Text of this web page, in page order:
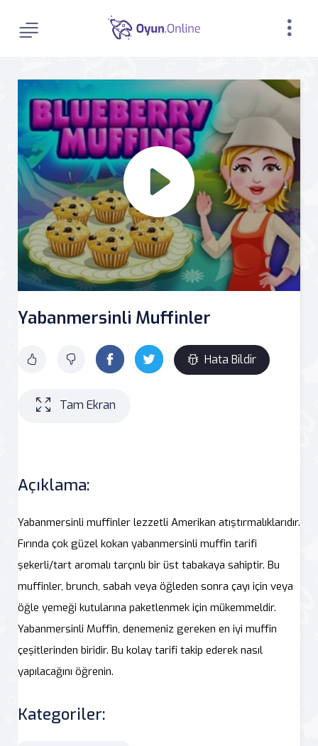
Yabanmersinli Muffinler
Hata Bildir
Tam Ekran
Açıklama:
Yabanmersinli muffinler lezzetli Amerikan atıştırmalıklarıdır.
Fırında çok güzel kokan yabanmersinli muffin tarifi
şekerli/tart aromalı tarçınlı bir üst tabakaya sahiptir. Bu
muffinler, brunch, sabah veya öğleden sonra çayı için veya
öğle yemeği kutularına paketlenmek için mükemmeldir.
Yabanmersinli Muffin, denemeniz gereken en iyi muffin
çeşitlerinden biridir. Bu kolay tarifi takip ederek nasıl
yapılacağını öğrenin.
Kategoriler: